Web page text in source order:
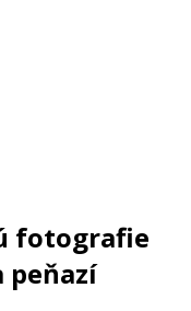
fotografie
peňazí